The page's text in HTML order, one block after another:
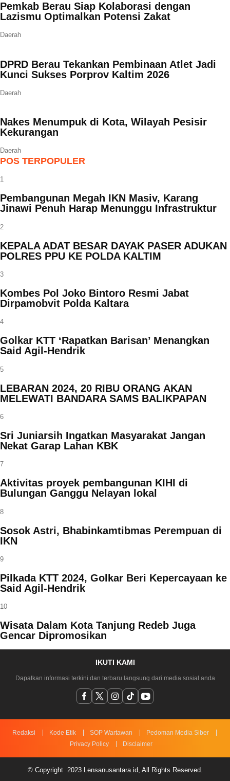
Pemkab Berau Siap Kolaborasi dengan
Lazismu Optimalkan Potensi Zakat
Daerah
DPRD Berau Tekankan Pembinaan Atlet Jadi
Kunci Sukses Porprov Kaltim 2026
Daerah
Nakes Menumpuk di Kota, Wilayah Pesisir
Kekurangan
Daerah
POS TERPOPULER
1
Pembangunan Megah IKN Masiv, Karang
Jinawi Penuh Harap Menunggu Infrastruktur
2
KEPALA ADAT BESAR DAYAK PASER ADUKAN
POLRES PPU KE POLDA KALTIM
3
Kombes Pol Joko Bintoro Resmi Jabat
Dirpamobvit Polda Kaltara
4
Golkar KTT ‘Rapatkan Barisan’ Menangkan
Said Agil-Hendrik
5
LEBARAN 2024, 20 RIBU ORANG AKAN
MELEWATI BANDARA SAMS BALIKPAPAN
6
Sri Juniarsih Ingatkan Masyarakat Jangan
Nekat Garap Lahan KBK
7
Aktivitas proyek pembangunan KIHI di
Bulungan Ganggu Nelayan lokal
8
Sosok Astri, Bhabinkamtibmas Perempuan di
IKN
9
Pilkada KTT 2024, Golkar Beri Kepercayaan ke
Said Agil-Hendrik
10
Wisata Dalam Kota Tanjung Redeb Juga
Gencar Dipromosikan
IKUTI KAMI
Dapatkan informasi terkini dan terbaru langsung dari media sosial anda
Redaksi Kode Etik SOP Wartawan
Pedoman Media Siber
Privacy Policy
Disclaimer
© Copyright 2023 Lensanusantara.id, All Rights Reserved.